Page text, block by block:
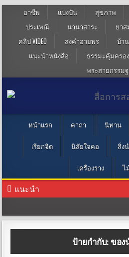
อาชีพ แบ่งปัน สุขภาพ
ประเพณี
นานาสาระ ยา
คลิป VIDEO
ส่งคำอวยพร บ้า
แนะนำหนังสือ
ธรรมะคุ้มครอง
พระสายกรรม
หน้าแรก คาถา นิทาน
เรียกจิต นิสัยใจคอ สิ่ง
เครื่องราง ไ
แนะนำ
ป้ายกำกับ:ของ